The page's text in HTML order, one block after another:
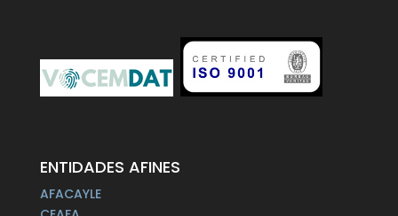
ENTIDADES AFINES
AFACAYLE